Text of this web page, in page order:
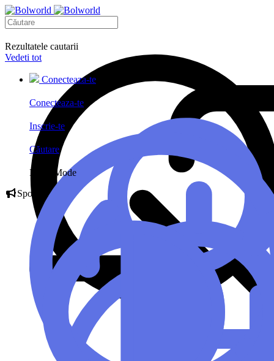
Rezultatele cautarii
Vedeti tot
Conecteaza-te
Conecteaza-te
Inscrie-te
Căutare
Night Mode
Sponsor